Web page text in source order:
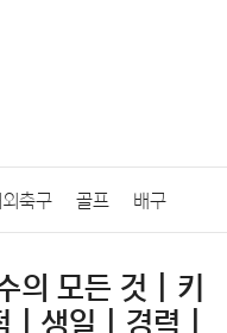
축구 골프 배구
의 모든 것 | 키
| 생일 | 경력 |